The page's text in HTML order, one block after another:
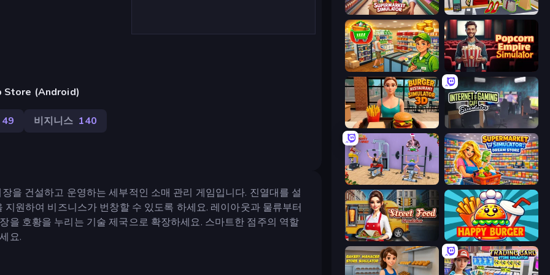
Store (Android)
49 비지니스 140
을 건설하고 운영하는 세부적인 소매 관리 게임입니다. 진열대를 설
원하여 비즈니스가 번창할 수 있도록 하세요. 레이아웃과 물류부터
을 호황을 누리는 기술 제국으로 확장하세요. 스마트한 점주의 역할
요.
Supermarket Simulator: Store Manager Shop Master 3D
Supermarket Simulator: Desert
Gym Simulator 2024 Supermarket Simulator: Dream Store
Street Food Simulator Happy Burger